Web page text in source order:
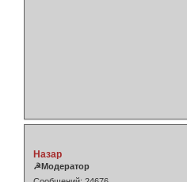
Назар
☭Модератор